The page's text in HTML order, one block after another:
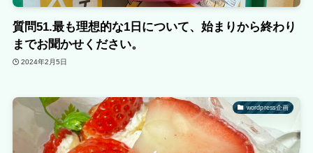
質問51.最も理想的な1日について、始まりから終わり
までお聞かせください。
2024年2月5日
wordpress企画